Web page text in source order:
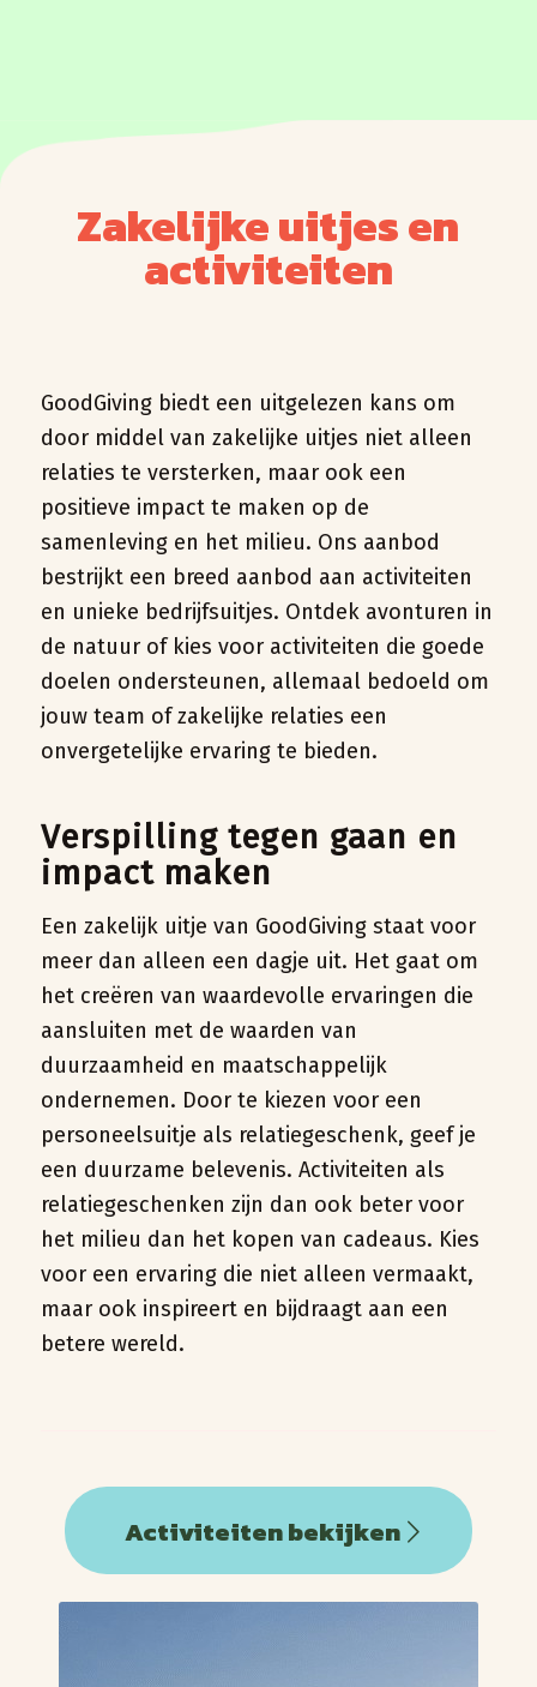
Zakelijke uitjes en
activiteiten
GoodGiving biedt een uitgelezen kans om
door middel van zakelijke uitjes niet alleen
relaties te versterken, maar ook een
positieve impact te maken op de
samenleving en het milieu. Ons aanbod
bestrijkt een breed aanbod aan activiteiten
en unieke bedrijfsuitjes. Ontdek avonturen in
de natuur of kies voor activiteiten die goede
doelen ondersteunen, allemaal bedoeld om
jouw team of zakelijke relaties een
onvergetelijke ervaring te bieden.
Verspilling tegen gaan en
impact maken
Een zakelijk uitje van GoodGiving staat voor
meer dan alleen een dagje uit. Het gaat om
het creëren van waardevolle ervaringen die
aansluiten met de waarden van
duurzaamheid en maatschappelijk
ondernemen. Door te kiezen voor een
personeelsuitje als relatiegeschenk, geef je
een duurzame belevenis. Activiteiten als
relatiegeschenken zijn dan ook beter voor
het milieu dan het kopen van cadeaus. Kies
voor een ervaring die niet alleen vermaakt,
maar ook inspireert en bijdraagt aan een
betere wereld.
Activiteiten bekijken